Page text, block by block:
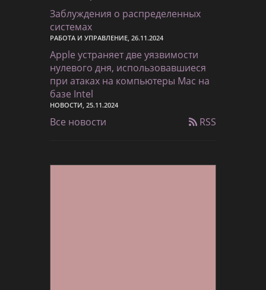
Заблуждения о распределенных
системах
РАБОТА И УПРАВЛЕНИЕ, 26.11.2024
Apple устраняет две уязвимости
нулевого дня, использовавшиеся
при атаках на компьютеры Mac на
базе Intel
НОВОСТИ, 25.11.2024
Все новости RSS